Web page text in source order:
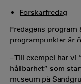
Forskarfredag
Fredagens program
programpunkter är
– Till exempel har vi
hållbarhet” som
museum på